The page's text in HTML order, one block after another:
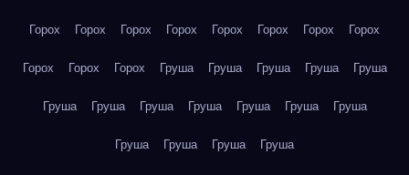
Горох Горох Горох Горох Горох Горох Горох Горох
Горох Горох Горох Груша Груша Груша Груша Груша
Груша Груша Груша Груша Груша Груша Груша
Груша Груша Груша Груша